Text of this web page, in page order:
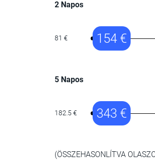
2 Napos
81 € 154 €
5 Napos
182.5 € 343 €
(ÖSSZEHASONLÍTVA